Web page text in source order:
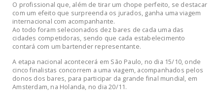
O profissional que, além de tirar um chope perfeito, se destacar
com um efeito que surpreenda os jurados, ganha uma viagem
internacional com acompanhante.
Ao todo foram selecionados dez bares de cada uma das
cidades competidoras, sendo que cada estabelecimento
contará com um bartender representante.
A etapa nacional acontecerá em São Paulo, no dia 15/10, onde
cinco finalistas concorrem a uma viagem, acompanhados pelos
donos dos bares, para participar da grande final mundial, em
Amsterdam, na Holanda, no dia 20/11.